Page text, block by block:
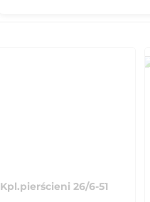
Kpl.pierścieni 26/6-51